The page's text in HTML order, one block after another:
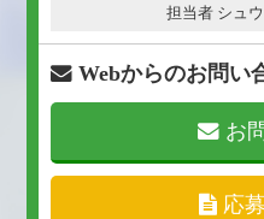
担当者 シュ
Webからのお問い
お
応